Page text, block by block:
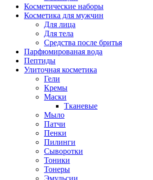
Косметические наборы
Косметика для мужчин
Для лица
Для тела
Средства после бритья
Парфюмированая вода
Пептиды
Улиточная косметика
Гели
Кремы
Маски
Тканевые
Мыло
Патчи
Пенки
Пилинги
Сыворотки
Тоники
Тонеры